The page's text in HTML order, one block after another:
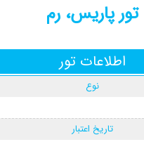
تور پاریس، رم
اطلاعات تور
نوع
تاریخ اعتبار